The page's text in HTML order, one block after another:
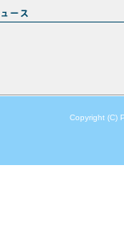
Copyright (C)